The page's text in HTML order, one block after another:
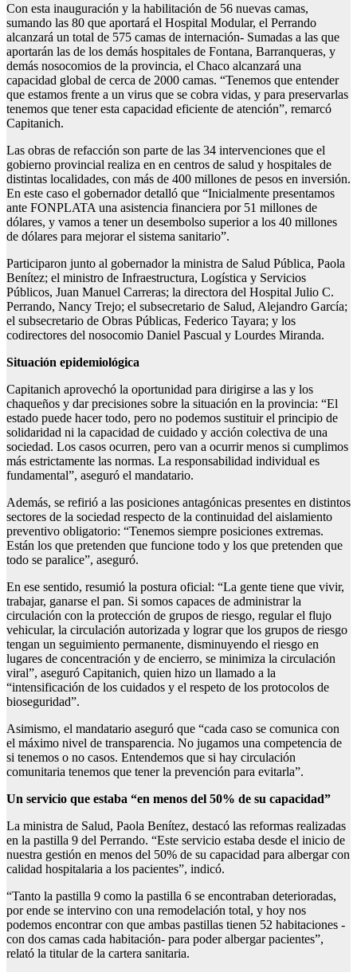
Con esta inauguración y la habilitación de 56 nuevas camas,
sumando las 80 que aportará el Hospital Modular, el Perrando
alcanzará un total de 575 camas de internación- Sumadas a las que
aportarán las de los demás hospitales de Fontana, Barranqueras, y
demás nosocomios de la provincia, el Chaco alcanzará una
capacidad global de cerca de 2000 camas. “Tenemos que entender
que estamos frente a un virus que se cobra vidas, y para preservarlas
tenemos que tener esta capacidad eficiente de atención”, remarcó
Capitanich.
Las obras de refacción son parte de las 34 intervenciones que el
gobierno provincial realiza en en centros de salud y hospitales de
distintas localidades, con más de 400 millones de pesos en inversión.
En este caso el gobernador detalló que “Inicialmente presentamos
ante FONPLATA una asistencia financiera por 51 millones de
dólares, y vamos a tener un desembolso superior a los 40 millones
de dólares para mejorar el sistema sanitario”.
Participaron junto al gobernador la ministra de Salud Pública, Paola
Benítez; el ministro de Infraestructura, Logística y Servicios
Públicos, Juan Manuel Carreras; la directora del Hospital Julio C.
Perrando, Nancy Trejo; el subsecretario de Salud, Alejandro García;
el subsecretario de Obras Públicas, Federico Tayara; y los
codirectores del nosocomio Daniel Pascual y Lourdes Miranda.
Situación epidemiológica
Capitanich aprovechó la oportunidad para dirigirse a las y los
chaqueños y dar precisiones sobre la situación en la provincia: “El
estado puede hacer todo, pero no podemos sustituir el principio de
solidaridad ni la capacidad de cuidado y acción colectiva de una
sociedad. Los casos ocurren, pero van a ocurrir menos si cumplimos
más estrictamente las normas. La responsabilidad individual es
fundamental”, aseguró el mandatario.
Además, se refirió a las posiciones antagónicas presentes en distintos
sectores de la sociedad respecto de la continuidad del aislamiento
preventivo obligatorio: “Tenemos siempre posiciones extremas.
Están los que pretenden que funcione todo y los que pretenden que
todo se paralice”, aseguró.
En ese sentido, resumió la postura oficial: “La gente tiene que vivir,
trabajar, ganarse el pan. Si somos capaces de administrar la
circulación con la protección de grupos de riesgo, regular el flujo
vehicular, la circulación autorizada y lograr que los grupos de riesgo
tengan un seguimiento permanente, disminuyendo el riesgo en
lugares de concentración y de encierro, se minimiza la circulación
viral”, aseguró Capitanich, quien hizo un llamado a la
“intensificación de los cuidados y el respeto de los protocolos de
bioseguridad”.
Asimismo, el mandatario aseguró que “cada caso se comunica con
el máximo nivel de transparencia. No jugamos una competencia de
si tenemos o no casos. Entendemos que si hay circulación
comunitaria tenemos que tener la prevención para evitarla”.
Un servicio que estaba “en menos del 50% de su capacidad”
La ministra de Salud, Paola Benítez, destacó las reformas realizadas
en la pastilla 9 del Perrando. “Este servicio estaba desde el inicio de
nuestra gestión en menos del 50% de su capacidad para albergar con
calidad hospitalaria a los pacientes”, indicó.
“Tanto la pastilla 9 como la pastilla 6 se encontraban deterioradas,
por ende se intervino con una remodelación total, y hoy nos
podemos encontrar con que ambas pastillas tienen 52 habitaciones -
con dos camas cada habitación- para poder albergar pacientes”,
relató la titular de la cartera sanitaria.